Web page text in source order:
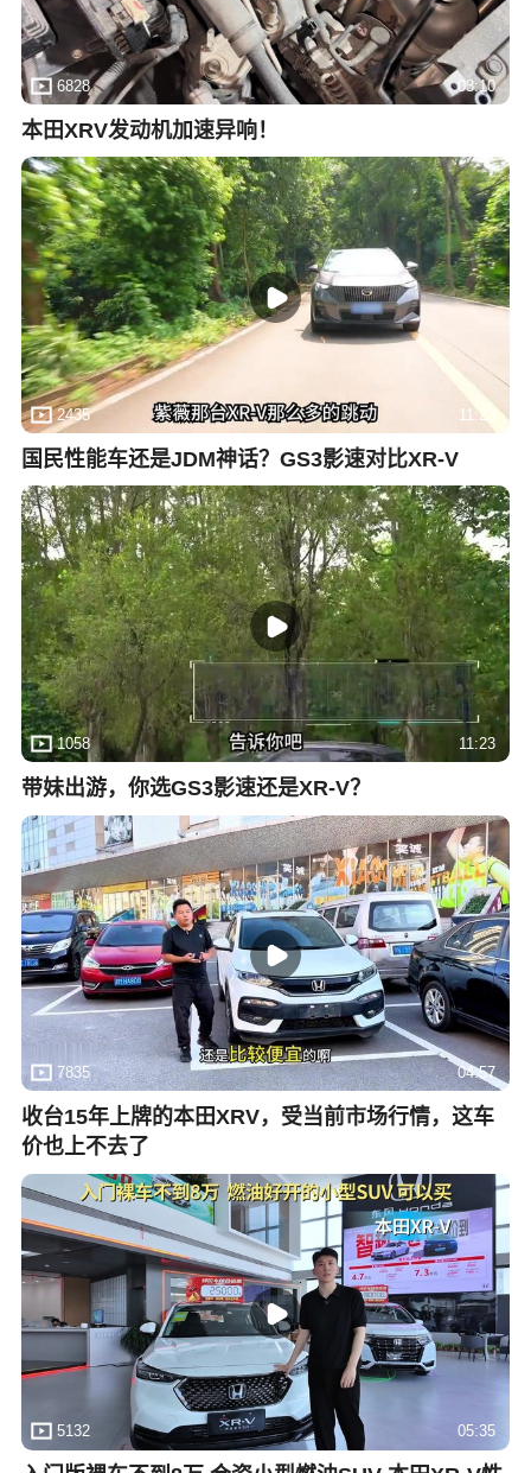
6828 03:10
本田XRV发动机加速异响！
2435 11:23
国民性能车还是JDM神话？GS3影速对比XR-V
1058 11:23
带妹出游，你选GS3影速还是XR-V？
7835 04:57
收台15年上牌的本田XRV，受当前市场行情，这车
价也上不去了
5132 05:35